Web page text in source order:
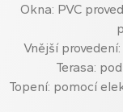
Okna: PVC
Vnější
Terasa:
Topení: pomocí